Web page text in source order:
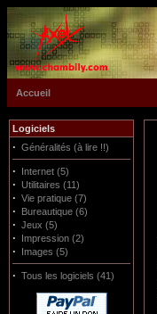
Accueil
Logiciels
· Généralités (à lire !!)
· Internet (5)
· Utilitaires (11)
· Vie pratique (7)
· Bureautique (6)
· Jeux (5)
· Impression (2)
· Images (5)
· Tous les logiciels (41)